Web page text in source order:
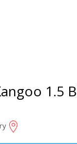
1.5